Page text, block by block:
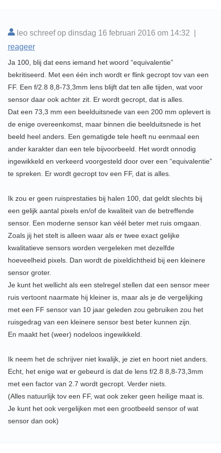
leo schreef op dinsdag 16 februari 2016 om 14:32 |
reageer
Ja 100, blij dat eens iemand het woord “equivalentie”
bekritiseerd. Met een één inch wordt er flink gecropt tov van een
FF. Een f/2.8 8,8-73,3mm lens blijft dat ten alle tijden, wat voor
sensor daar ook achter zit. Er wordt gecropt, dat is alles.
Dat een 73,3 mm een beelduitsnede van een 200 mm oplevert is
de enige overeenkomst, maar binnen die beelduitsnede is het
beeld heel anders. Een gematigde tele heeft nu eenmaal een
ander karakter dan een tele bijvoorbeeld. Het wordt onnodig
ingewikkeld en verkeerd voorgesteld door over een “equivalentie”
te spreken. Er wordt gecropt tov een FF, dat is alles.
Ik zou er geen ruisprestaties bij halen 100, dat geldt slechts bij
een gelijk aantal pixels en/of de kwaliteit van de betreffende
sensor. Een moderne sensor kan véél beter met ruis omgaan.
Zoals jij het stelt is alleen waar als er twee exact gelijke
kwalitatieve sensors worden vergeleken met dezelfde
hoeveelheid pixels. Dan wordt de pixeldichtheid bij een kleinere
sensor groter.
Je kunt het wellicht als een stelregel stellen dat een sensor meer
ruis vertoont naarmate hij kleiner is, maar als je de vergelijking
met een FF sensor van 10 jaar geleden zou gebruiken zou het
ruisgedrag van een kleinere sensor best beter kunnen zijn.
En maakt het (weer) nodeloos ingewikkeld.
Ik neem het de schrijver niet kwalijk, je ziet en hoort niet anders.
Echt, het enige wat er gebeurd is dat de lens f/2.8 8,8-73,3mm
met een factor van 2.7 wordt gecropt. Verder niets.
(Alles natuurlijk tov een FF, wat ook zeker geen heilige maat is.
Je kunt het ook vergelijken met een grootbeeld sensor of wat
sensor dan ook)